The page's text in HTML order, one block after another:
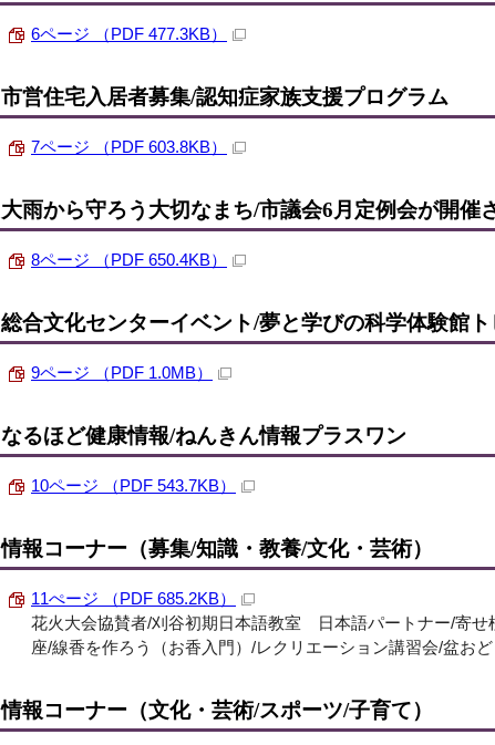
6ページ （PDF 477.3KB）
市営住宅入居者募集/認知症家族支援プログラム
7ページ （PDF 603.8KB）
大雨から守ろう大切なまち/市議会6月定例会が開催
8ページ （PDF 650.4KB）
総合文化センターイベント/夢と学びの科学体験館ト
9ページ （PDF 1.0MB）
なるほど健康情報/ねんきん情報プラスワン
10ページ （PDF 543.7KB）
情報コーナー（募集/知識・教養/文化・芸術）
11ぺージ （PDF 685.2KB）
花火大会協賛者/刈谷初期日本語教室 日本語パートナー/寄せ
座/線香を作ろう（お香入門）/レクリエーション講習会/盆お
情報コーナー（文化・芸術/スポーツ/子育て）